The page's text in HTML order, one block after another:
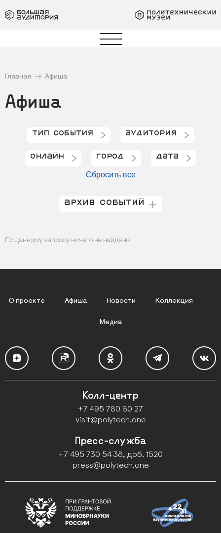
Главная Афиша
Афиша
Фильтр Тип события
Тип события Фильтр Аудитория
Аудитория
Фильтр Онлайн
Онлайн Фильтр Город
Город Фильтр Дата
Дата
Сбросить все
Архив событий
Архив событий
По данному запросу ничего не найдено
О проекте Афиша Новости Коллекция
Медиа
Колл-центр
+7 495 780 60 27
visit@polytech.one
Пресс-служба
+7 495 730 54 38, доб. 1520
press@polytech.one